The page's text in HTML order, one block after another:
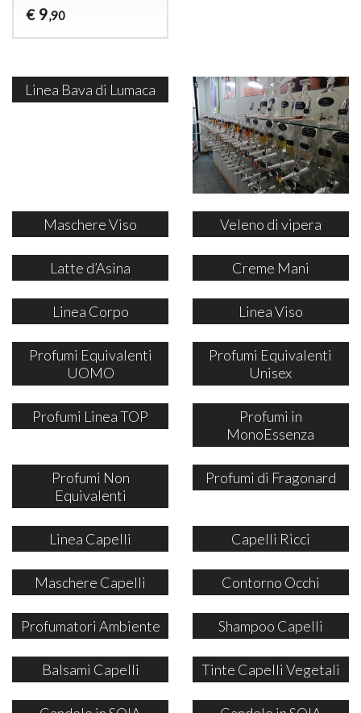
€ 9,90
Linea Bava di Lumaca
Maschere Viso Veleno di vipera
Latte d’Asina Creme Mani
Linea Corpo Linea Viso
Profumi Equivalenti
UOMO
Profumi Equivalenti
Unisex
Profumi Linea TOP
Profumi in
MonoEssenza
Profumi Non
Equivalenti
Profumi di Fragonard
Linea Capelli Capelli Ricci
Maschere Capelli Contorno Occhi
Profumatori Ambiente Shampoo Capelli
Balsami Capelli Tinte Capelli Vegetali